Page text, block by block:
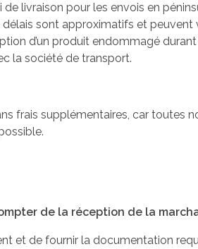
de livraison pour les envois en
délais sont approximatifs et
d’un produit endommagé
la société de transport.
frais supplémentaires, car toutes
de la réception de la
et de fournir la documentation